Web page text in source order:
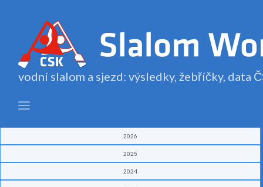
vodní slalom a sjezd: výsledky, žebříčky, data
2026
2025
2024